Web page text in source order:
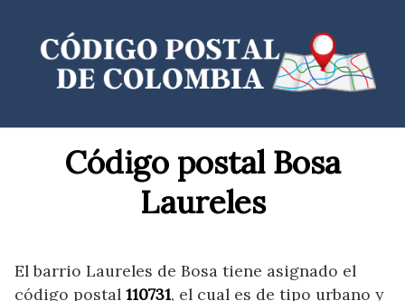
contenido
Código postal Bosa
Laureles
El barrio Laureles de Bosa tiene asignado el
código postal 110731, el cual es de tipo urbano y